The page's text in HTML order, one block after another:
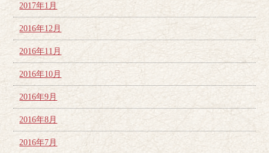
2017年1月
2016年12月
2016年11月
2016年10月
2016年9月
2016年8月
2016年7月